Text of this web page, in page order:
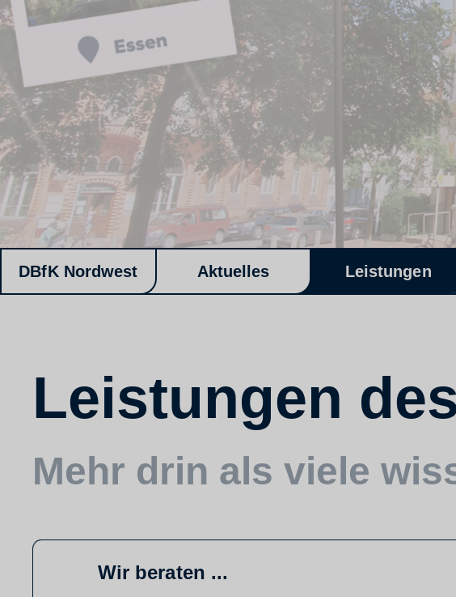
DBfK Nordwest Aktuelles Leistungen
Leistungen
Mehr drin als viele
Wir beraten ...